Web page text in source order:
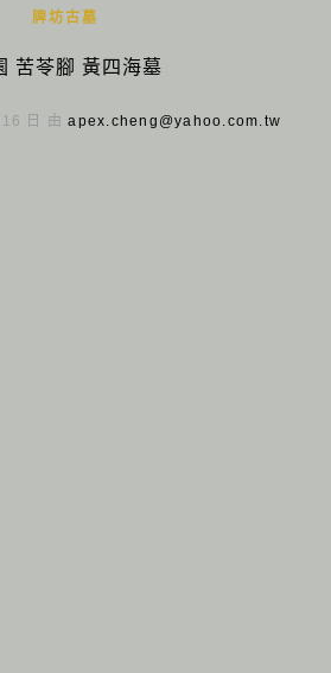
牌坊古墓
苦苓腳 黃四海墓
16 日 由apex.cheng@yahoo.com.tw